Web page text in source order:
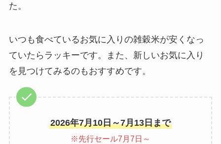
た。
いつも食べているお気に入りの雑穀米が安くなっ
ていたらラッキーです。また、新しいお気に入り
を見つけてみるのもおすすめです。
2026年7月10日～7月13日まで
※先行セール7月7日～